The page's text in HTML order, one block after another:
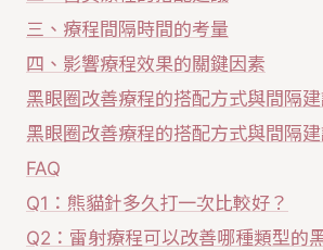
三、療程間隔時間的考量
四、影響療程效果的關鍵因素
黑眼圈改善療程的搭配方式與間隔
黑眼圈改善療程的搭配方式與間隔
FAQ
Q1：熊貓針多久打一次比較好？
Q2：雷射療程可以改善哪種類型的